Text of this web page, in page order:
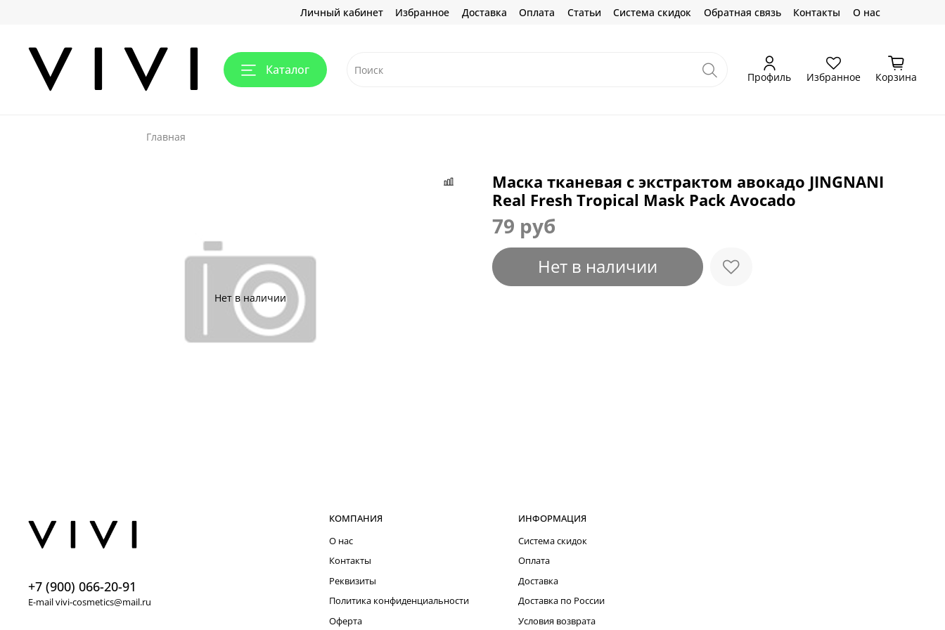
Личный кабинет Избранное Доставка Оплата Статьи Система скидок Обратная связь Контакты О нас
Каталог Профиль Избранное Корзина
Главная
Нет в наличии
Маска тканевая с экстрактом авокадо JINGNANI
Real Fresh Tropical Mask Pack Avocado
79 руб
Нет в наличии
КОМПАНИЯ
О нас
Контакты
Реквизиты
Политика конфиденциальности
Оферта
ИНФОРМАЦИЯ
Система скидок
Оплата
Доставка
Доставка по России
Условия возврата
+7 (900) 066-20-91
E-mail vivi-cosmetics@mail.ru